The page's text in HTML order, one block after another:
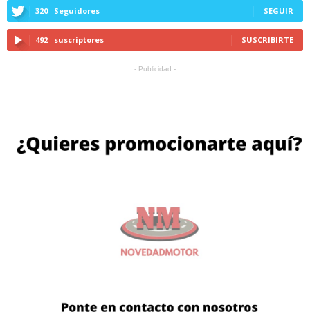
320 Seguidores SEGUIR
492 suscriptores SUSCRIBIRTE
- Publicidad -